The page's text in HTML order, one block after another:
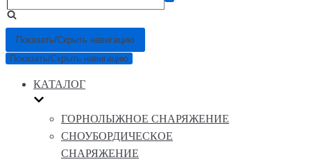
Показать/Скрыть навигацию
Показать/Скрыть навигацию
КАТАЛОГ
ГОРНОЛЫЖНОЕ СНАРЯЖЕНИЕ
СНОУБОРДИЧЕСКОЕ
СНАРЯЖЕНИЕ